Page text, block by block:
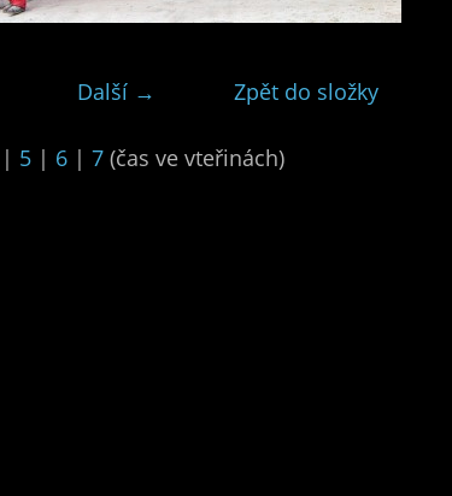
Další → Zpět do složky
| 5 | 6 | 7 (čas ve vteřinách)